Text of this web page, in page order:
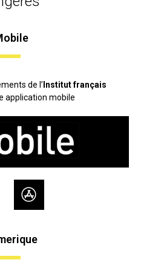
de l’ Institut français
application mobile